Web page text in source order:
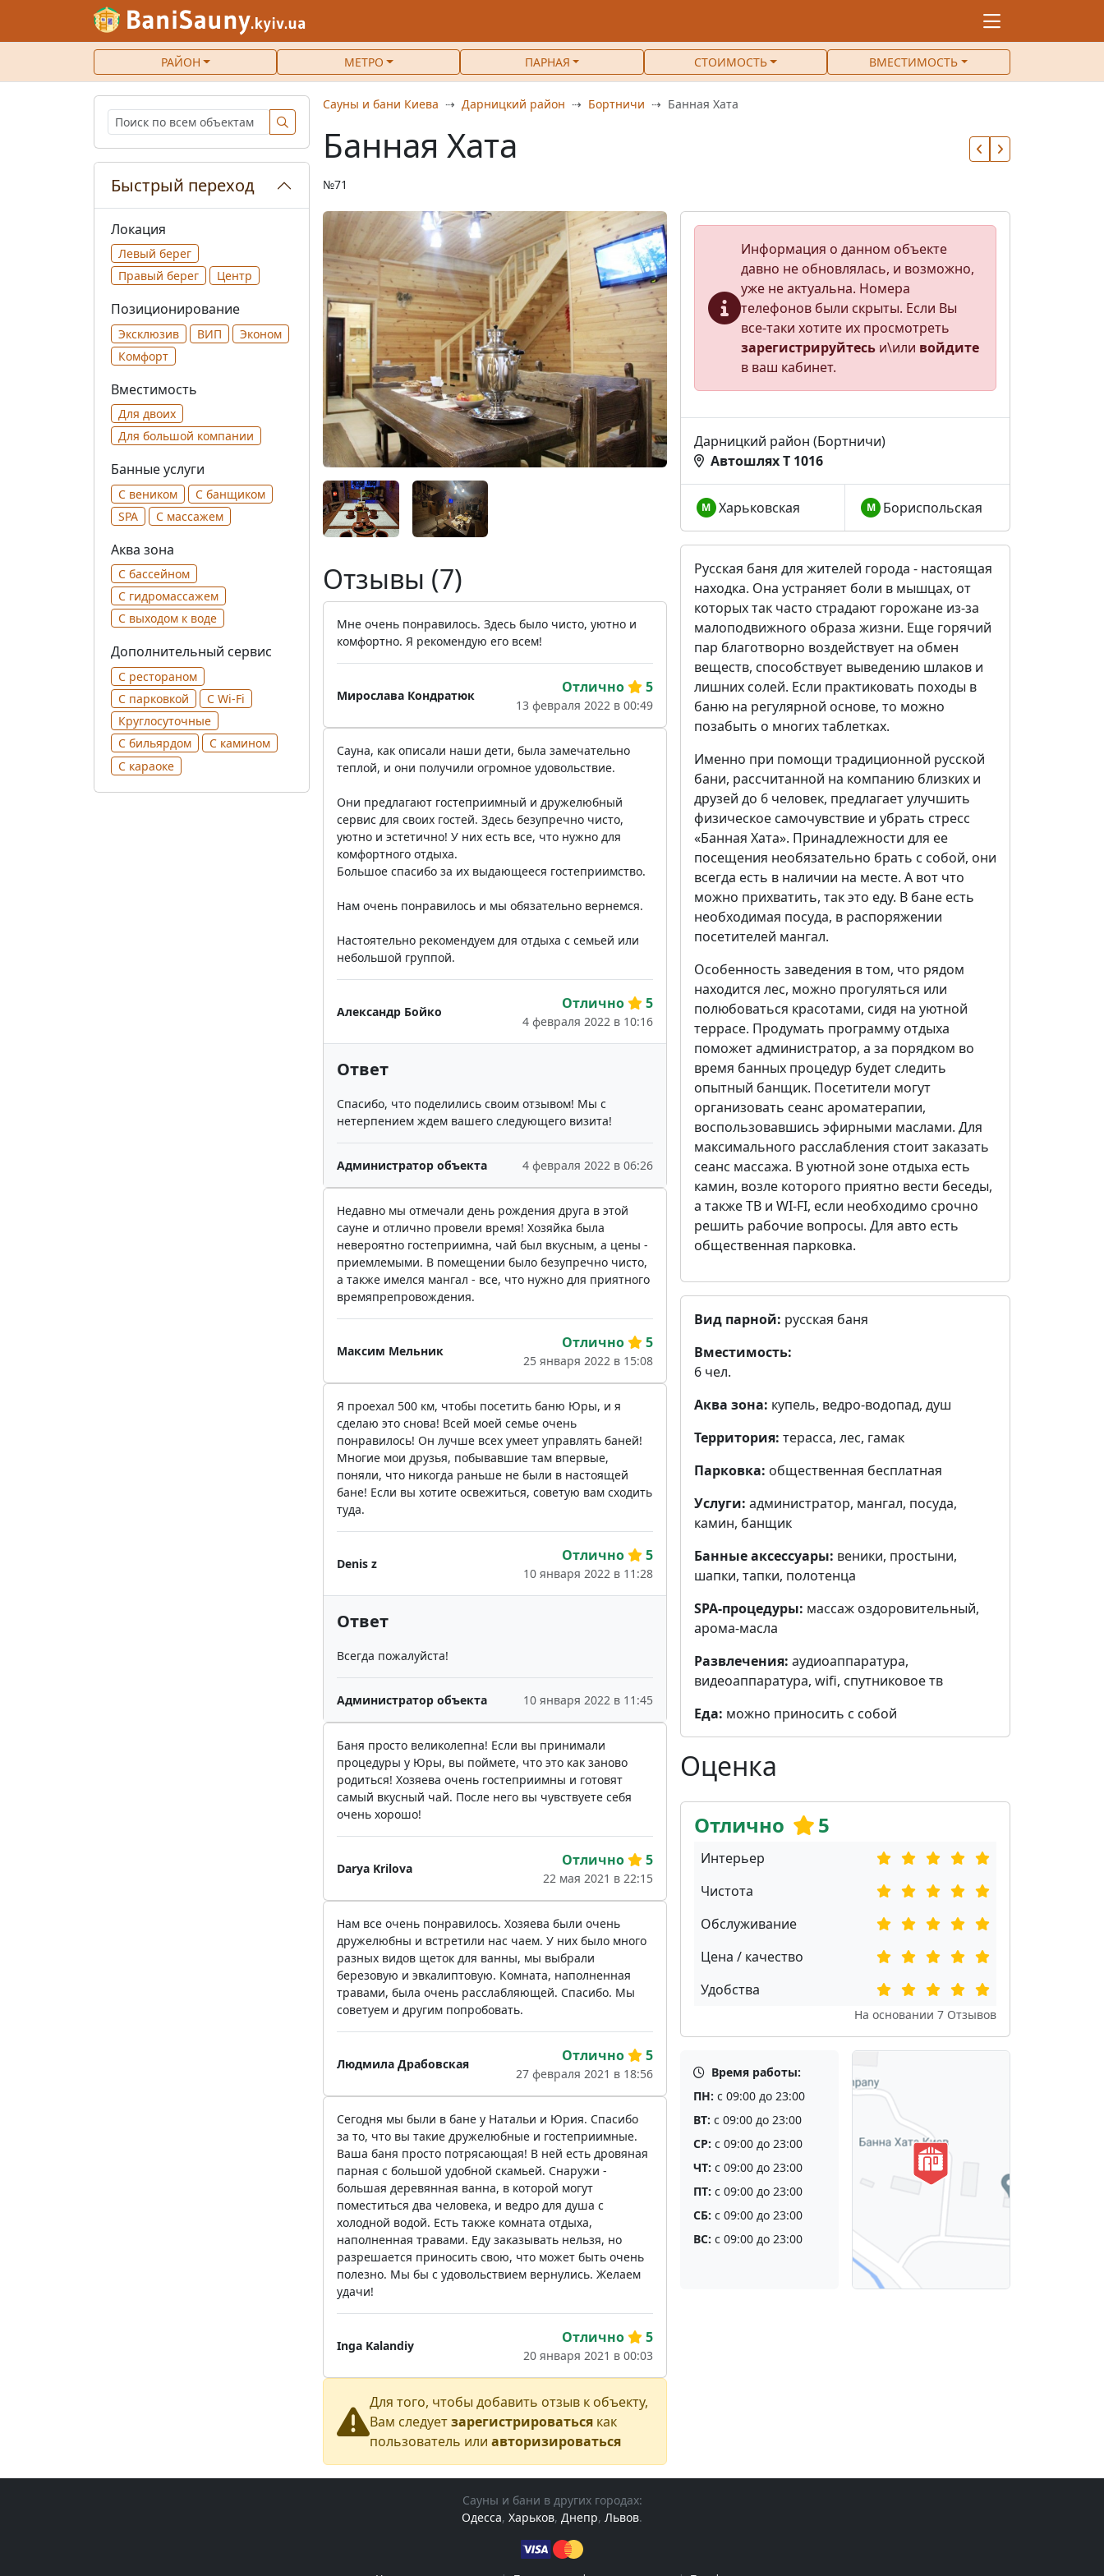
РАЙОН МЕТРО ПАРНАЯ СТОИМОСТЬ ВМЕСТИМОСТЬ
Сауны и бани Киева Дарницкий район Бортничи Банная Хата
Банная Хата
№71
Информация о данном объекте
давно не обновлялась, и возможно,
уже не актуальна. Номера
телефонов были скрыты. Если Вы
все-таки хотите их просмотреть
зарегистрируйтесьи\или войдите
в ваш кабинет.
Дарницкий район (Бортничи)
Автошлях Т 1016
М Харьковская М Бориспольская
Русская баня для жителей города - настоящая
находка. Она устраняет боли в мышцах, от
которых так часто страдают горожане из-за
малоподвижного образа жизни. Еще горячий
пар благотворно воздействует на обмен
веществ, способствует выведению шлаков и
лишних солей. Если практиковать походы в
баню на регулярной основе, то можно
позабыть о многих таблетках.
Именно при помощи традиционной русской
бани, рассчитанной на компанию близких и
друзей до 6 человек, предлагает улучшить
физическое самочувствие и убрать стресс
«Банная Хата». Принадлежности для ее
посещения необязательно брать с собой, они
всегда есть в наличии на месте. А вот что
можно прихватить, так это еду. В бане есть
необходимая посуда, в распоряжении
посетителей мангал.
Особенность заведения в том, что рядом
находится лес, можно прогуляться или
полюбоваться красотами, сидя на уютной
террасе. Продумать программу отдыха
поможет администратор, а за порядком во
время банных процедур будет следить
опытный банщик. Посетители могут
организовать сеанс ароматерапии,
воспользовавшись эфирными маслами. Для
максимального расслабления стоит заказать
сеанс массажа. В уютной зоне отдыха есть
камин, возле которого приятно вести беседы,
а также ТВ и WI-FI, если необходимо срочно
решить рабочие вопросы. Для авто есть
общественная парковка.
Вид парной: русская баня
Вместимость:
6 чел.
Аква зона: купель, ведро-водопад, душ
Территория: терасса, лес, гамак
Парковка: общественная бесплатная
Услуги: администратор, мангал, посуда,
камин, банщик
Банные аксессуары: веники, простыни,
шапки, тапки, полотенца
SPA-процедуры: массаж оздоровительный,
арома-масла
Развлечения: аудиоаппаратура,
видеоаппаратура, wifi, cпутниковое тв
Еда: можно приносить с собой
Оценка
Отлично 5
Интерьер
Чистота
Обслуживание
Цена / качество
Удобства
На основании 7 Отзывов
Время работы:
ПН: с 09:00 до 23:00
ВТ: с 09:00 до 23:00
СР: с 09:00 до 23:00
ЧТ: с 09:00 до 23:00
ПТ: с 09:00 до 23:00
СБ: с 09:00 до 23:00
ВС: с 09:00 до 23:00
Отзывы (7)
Мне очень понравилось. Здесь было чисто, уютно и
комфортно. Я рекомендую его всем!
Мирослава Кондратюк Отлично 5
13 февраля 2022 в 00:49
Сауна, как описали наши дети, была замечательно
теплой, и они получили огромное удовольствие.
Они предлагают гостеприимный и дружелюбный
сервис для своих гостей. Здесь безупречно чисто,
уютно и эстетично! У них есть все, что нужно для
комфортного отдыха.
Большое спасибо за их выдающееся гостеприимство.
Нам очень понравилось и мы обязательно вернемся.
Настоятельно рекомендуем для отдыха с семьей или
небольшой группой.
Александр Бойко Отлично 5
4 февраля 2022 в 10:16
Ответ
Спасибо, что поделились своим отзывом! Мы с
нетерпением ждем вашего следующего визита!
Администратор объекта 4 февраля 2022 в 06:26
Недавно мы отмечали день рождения друга в этой
сауне и отлично провели время! Хозяйка была
невероятно гостеприимна, чай был вкусным, а цены -
приемлемыми. В помещении было безупречно чисто,
а также имелся мангал - все, что нужно для приятного
времяпрепровождения.
Максим Мельник Отлично 5
25 января 2022 в 15:08
Я проехал 500 км, чтобы посетить баню Юры, и я
сделаю это снова! Всей моей семье очень
понравилось! Он лучше всех умеет управлять баней!
Многие мои друзья, побывавшие там впервые,
поняли, что никогда раньше не были в настоящей
бане! Если вы хотите освежиться, советую вам сходить
туда.
Denis z Отлично 5
10 января 2022 в 11:28
Ответ
Всегда пожалуйста!
Администратор объекта 10 января 2022 в 11:45
Баня просто великолепна! Если вы принимали
процедуры у Юры, вы поймете, что это как заново
родиться! Хозяева очень гостеприимны и готовят
самый вкусный чай. После него вы чувствуете себя
очень хорошо!
Darya Krilova Отлично 5
22 мая 2021 в 22:15
Нам все очень понравилось. Хозяева были очень
дружелюбны и встретили нас чаем. У них было много
разных видов щеток для ванны, мы выбрали
березовую и эвкалиптовую. Комната, наполненная
травами, была очень расслабляющей. Спасибо. Мы
советуем и другим попробовать.
Людмила Драбовская Отлично 5
27 февраля 2021 в 18:56
Сегодня мы были в бане у Натальи и Юрия. Спасибо
за то, что вы такие дружелюбные и гостеприимные.
Ваша баня просто потрясающая! В ней есть дровяная
парная с большой удобной скамьей. Снаружи -
большая деревянная ванна, в которой могут
поместиться два человека, и ведро для душа с
холодной водой. Есть также комната отдыха,
наполненная травами. Еду заказывать нельзя, но
разрешается приносить свою, что может быть очень
полезно. Мы бы с удовольствием вернулись. Желаем
удачи!
Inga Kalandiy Отлично 5
20 января 2021 в 00:03
Для того, чтобы добавить отзыв к объекту,
Вам следуетзарегистрироваться как
пользователь или авторизироваться
Быстрый переход
Локация
Левый берег
Правый берег
Центр
Позиционирование
Эксклюзив ВИП
Эконом
Комфорт
Вместимость
Для двоих
Для большой компании
Банные услуги
С веником
С банщиком
SPA
С массажем
Аква зона
С бассейном
С гидромассажем
С выходом к воде
Дополнительный сервис
С рестораном
С парковкой
С Wi-Fi
Круглосуточные
С бильярдом
С камином
С караоке
Сауны и бани в других городах:
Одесса, Харьков, Днепр, Львов.